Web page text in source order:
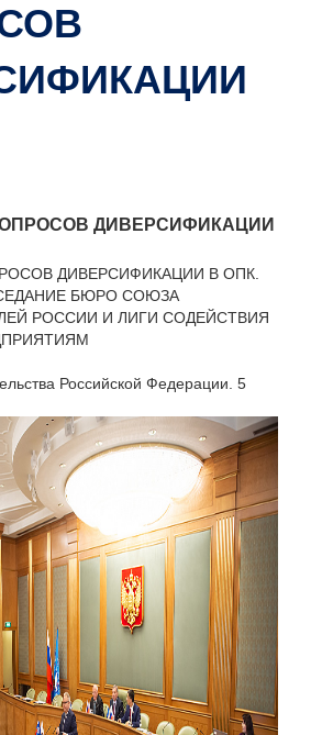
ДИВЕРСИФИКАЦИИ
ДИВЕРСИФИКАЦИИ В ОПК.
БЮРО СОЮЗА
РОССИИ И ЛИГИ СОДЕЙСТВИЯ
Российской Федерации. 5